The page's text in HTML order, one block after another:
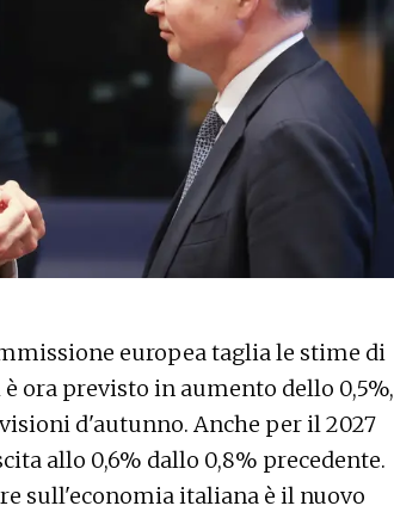
europea taglia le stime di
ora previsto in aumento dello 0,5%,
d'autunno. Anche per il 2027
allo 0,6% dallo 0,8% precedente.
sull'economia italiana è il nuovo